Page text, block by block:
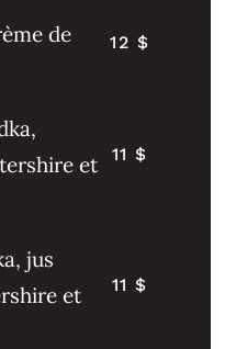
de
12 $
et
11 $
jus
et
11 $